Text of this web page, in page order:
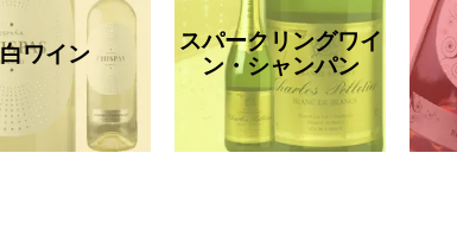
白ワイン
スパークリングワイ
ン・シャンパン